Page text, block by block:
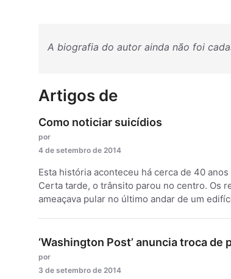
A biografia do autor ainda não foi
Artigos de
Como noticiar suicídios
por
4 de setembro de 2014
Esta história aconteceu há cerca de 40
Certa tarde, o trânsito parou no centro. Os
ameaçava pular no último andar de um
‘Washington Post’ anuncia troca de
por
3 de setembro de 2014